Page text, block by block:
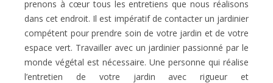
prenons à cœur tous les entretiens que nous réalisons
dans cet endroit. Il est impératif de contacter un jardinier
compétent pour prendre soin de votre jardin et de votre
espace vert. Travailler avec un jardinier passionné par le
monde végétal est nécessaire. Une personne qui réalise
l’entretien de votre jardin avec rigueur et